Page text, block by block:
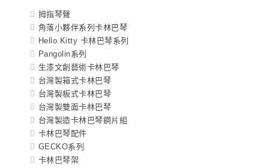
拇指琴聲
角落小夥伴系列卡林巴琴
Hello Kitty 卡林巴琴系列
Pangolin系列
生漆文創藝術卡林巴琴
台灣製箱式卡林巴琴
台灣製板式卡林巴琴
台灣製雙面卡林巴琴
台灣製造卡林巴琴鋼片組
卡林巴琴配件
GECKO系列
卡林巴琴架